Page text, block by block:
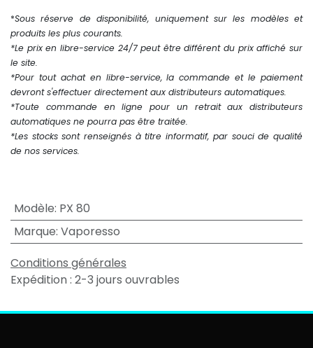
*Sous réserve de disponibilité, uniquement sur les modèles et
produits les plus courants.
*Le prix en libre-service 24/7 peut être différent du prix affiché sur
le site.
*Pour tout achat en libre-service, la commande et le paiement
devront s'effectuer directement aux distributeurs automatiques.
*Toute commande en ligne pour un retrait aux distributeurs
automatiques ne pourra pas être traitée.
*Les stocks sont renseignés à titre informatif, par souci de qualité
de nos services.
Modèle: PX 80
Marque: Vaporesso
Conditions générales
Expédition : 2-3 jours ouvrables